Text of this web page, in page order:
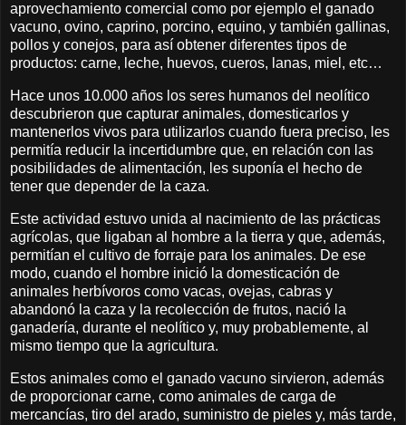
aprovechamiento comercial como por ejemplo el ganado
vacuno, ovino, caprino, porcino, equino, y también gallinas,
pollos y conejos, para así obtener diferentes tipos de
productos: carne, leche, huevos, cueros, lanas, miel, etc…
Hace unos 10.000 años los seres humanos del neolítico
descubrieron que capturar animales, domesticarlos y
mantenerlos vivos para utilizarlos cuando fuera preciso, les
permitía reducir la incertidumbre que, en relación con las
posibilidades de alimentación, les suponía el hecho de
tener que depender de la caza.
Este actividad estuvo unida al nacimiento de las prácticas
agrícolas, que ligaban al hombre a la tierra y que, además,
permitían el cultivo de forraje para los animales. De ese
modo, cuando el hombre inició la domesticación de
animales herbívoros como vacas, ovejas, cabras y
abandonó la caza y la recolección de frutos, nació la
ganadería, durante el neolítico y, muy probablemente, al
mismo tiempo que la agricultura.
Estos animales como el ganado vacuno sirvieron, además
de proporcionar carne, como animales de carga de
mercancías, tiro del arado, suministro de pieles y, más tarde,